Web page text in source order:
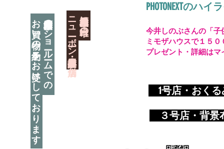
神奈川県相模原市に日本唯一の
​ニューボーン撮影用小道具店・３店舗
PHOTONEXTのハ
神奈川県相模原市のショールームでの
お買い物の予約をお受けしております 1号店・おく
​ ３号店・背
今井しのぶさんの「
ミモザハウスで１５
プレゼント・詳細は